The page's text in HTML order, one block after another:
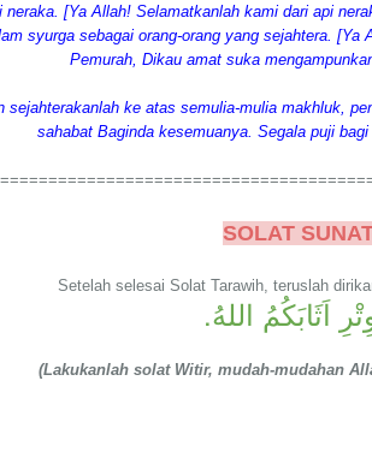
neraka. [Ya Allah! Selamatkanlah kami dari api
syurga sebagai orang-orang yang sejahtera.
Pemurah, Dikau amat suka
sejahterakanlah ke atas semulia-mulia makhluk,
sahabat Baginda kesemuanya. Segala puji
SOLAT
Setelah selesai Solat Tarawih, teruslah
اَثَابَكُمُ اللهُ.
(Lakukanlah solat Witir, mudah-mudahan